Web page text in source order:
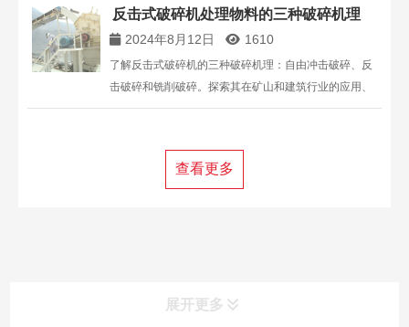
低能耗。
反击式破碎机处理物料的三种破碎机理
2024年8月12日 1610
了解反击式破碎机的三种破碎机理：自由冲击破碎、反
击破碎和铣削破碎。探索其在矿山和建筑行业的应用、
与锤式破碎机的区别，以及不同类型的反击式破碎机的
查看更多
展开更多